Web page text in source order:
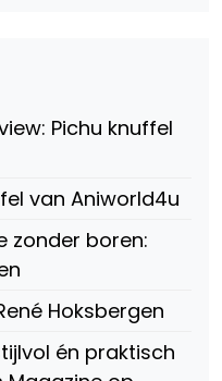
Pichu knuffel
van Aniworld4u
zonder boren:
Hoksbergen
én praktisch